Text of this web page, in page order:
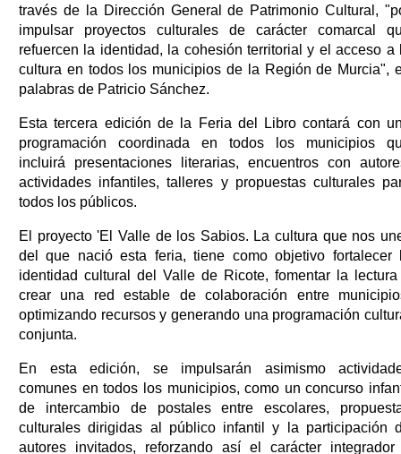
través de la Dirección General de Patrimonio Cultural,
impulsar proyectos culturales de carácter comarcal
refuercen la identidad, la cohesión territorial y el acceso a
cultura en todos los municipios de la Región de Murcia",
palabras de Patricio Sánchez.
Esta tercera edición de la Feria del Libro contará con
programación coordinada en todos los municipios
incluirá presentaciones literarias, encuentros con
actividades infantiles, talleres y propuestas culturales
todos los públicos.
El proyecto 'El Valle de los Sabios. La cultura que nos
del que nació esta feria, tiene como objetivo fortalecer
identidad cultural del Valle de Ricote, fomentar la
crear una red estable de colaboración entre
optimizando recursos y generando una programación
conjunta.
En esta edición, se impulsarán asimismo
comunes en todos los municipios, como un concurso
de intercambio de postales entre escolares,
culturales dirigidas al público infantil y la participación
autores invitados, reforzando así el carácter